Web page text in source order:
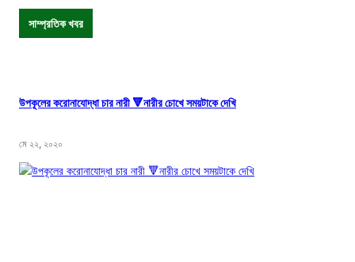
সাম্প্রতিক খবর
উপকূলের করোনাযোদ্ধা চার নারী 🔻নারীর চোখে সময়টাকে দেখি
মে ২২, ২০২০